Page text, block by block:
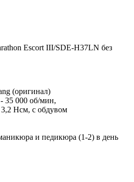
Escort III/SDE-H37LN без
(оригинал)
35 000 об/мин,
Нсм, с обдувом
и педикюра (1-2) в день